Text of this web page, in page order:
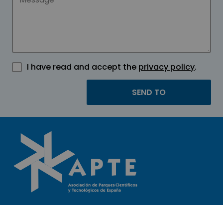
I have read and accept the privacy policy.